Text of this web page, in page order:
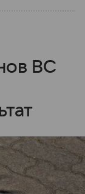
ВС